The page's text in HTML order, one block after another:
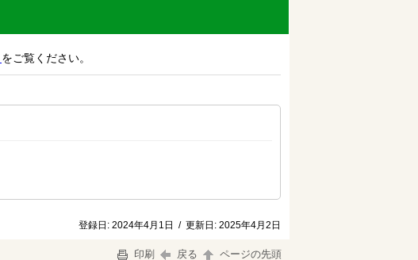
をご覧ください。
登録日: 2024年4月1日 / 更新日: 2025年4月2日
印刷 戻る ページの先頭